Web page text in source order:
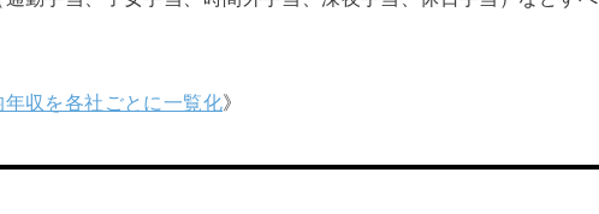
収を各社ごとに一覧化》